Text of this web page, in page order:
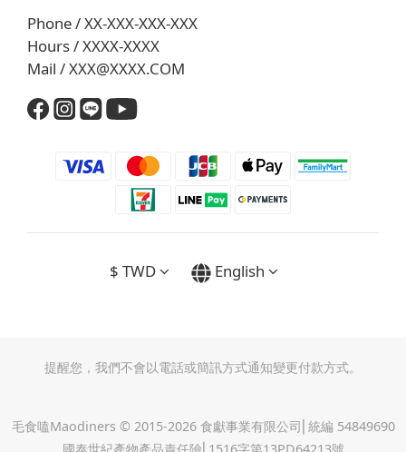
Phone / XX-XXX-XXX-XXX
Hours / XXXX-XXXX
Mail / XXX@XXXX.COM
$ TWD English
提醒您，我們不會以電話或簡訊方式通知變更付款方式。
毛食嗑Maodiners © 2015-2026 食獻事業有限公司⎜統編 54849690
國泰世紀產物產品責任險⎜1516字第13PD64213號